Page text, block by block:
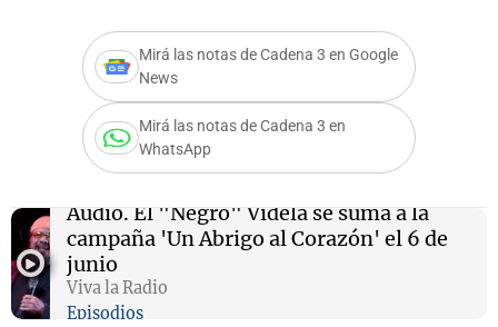
Mirá las notas de Cadena 3 en Google
News
Mirá las notas de Cadena 3 en
WhatsApp
Audio. El "Negro" Videla se suma a la
campaña 'Un Abrigo al Corazón' el 6 de
junio
Viva la Radio
Episodios